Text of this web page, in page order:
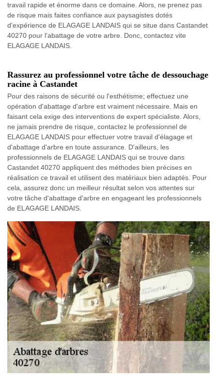
travail rapide et énorme dans ce domaine. Alors, ne prenez pas
de risque mais faites confiance aux paysagistes dotés
d'expérience de ELAGAGE LANDAIS qui se situe dans Castandet
40270 pour l'abattage de votre arbre. Donc, contactez vite
ELAGAGE LANDAIS.
Rassurez au professionnel votre tâche de dessouchage
racine à Castandet
Pour des raisons de sécurité ou l'esthétisme; effectuez une
opération d'abattage d'arbre est vraiment nécessaire. Mais en
faisant cela exige des interventions de expert spécialiste. Alors,
ne jamais prendre de risque, contactez le professionnel de
ELAGAGE LANDAIS pour effectuer votre travail d'élagage et
d'abattage d'arbre en toute assurance. D'ailleurs, les
professionnels de ELAGAGE LANDAIS qui se trouve dans
Castandet 40270 appliquent des méthodes bien précises en
réalisation ce travail et utilisent des matériaux bien adaptés. Pour
cela, assurez donc un meilleur résultat selon vos attentes sur
votre tâche d'abattage d'arbre en engageant les professionnels
de ELAGAGE LANDAIS.